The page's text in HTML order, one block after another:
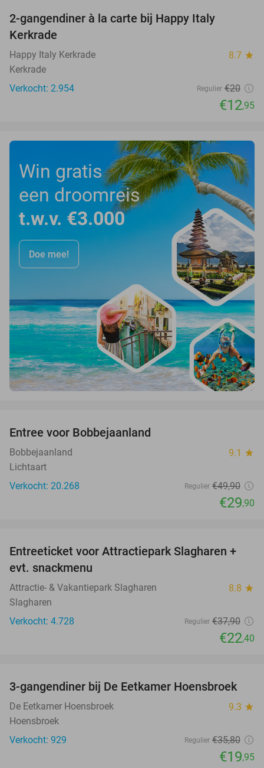
2-gangendiner à la carte bij Happy Italy
Kerkrade
Happy Italy Kerkrade 8.7 star
Kerkrade
Verkocht: 2.954
Regulier €20
€12,95
Win gratis
een droomreis
t.w.v. €3.000
Doe mee!
Entree voor Bobbejaanland
Bobbejaanland 9.1 star
Lichtaart
Verkocht: 20.268
Regulier €49,90
€29,90
41%
Entreeticket voor Attractiepark Slagharen +
evt. snackmenu
Attractie- & Vakantiepark Slagharen 8.8 star
Slagharen
Verkocht: 4.728
Regulier €37,90
€22,40
44%
3-gangendiner bij De Eetkamer Hoensbroek
De Eetkamer Hoensbroek 9.3 star
Hoensbroek
Verkocht: 929
Regulier €35,80
€19,95